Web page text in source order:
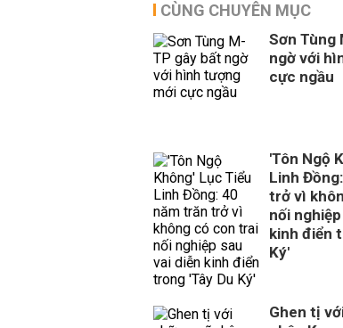
CÙNG CHUYÊN MỤC
Sơn Tùng
ngờ với
cực ngầu
'Tôn Ngộ
Linh
trở vì
nối
kinh điển
Ký'
Ghen tị